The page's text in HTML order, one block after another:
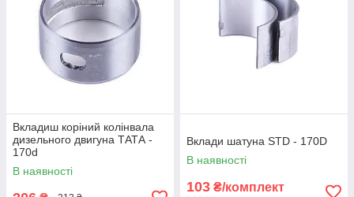
Вкладиш коріний колінвала
дизельного двигуна ТАТА -
170d
В наявності
Вклади шатуна STD - 170D
В наявності
103 ₴/комплект